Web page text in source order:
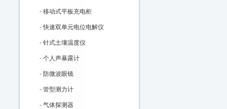
- 移动式平板充电柜
-快速双单元电位电解仪
- 针式土壤温度仪
- 个人声暴露计
- 防微波眼镜
- 管型测力计
- 气体探测器